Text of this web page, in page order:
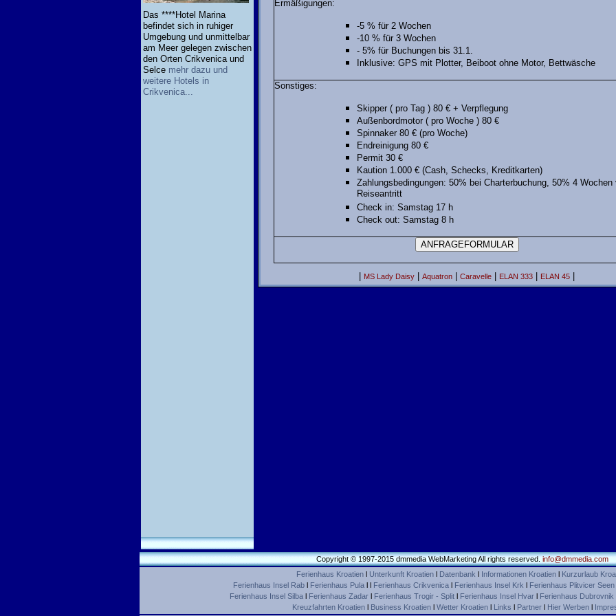
Das ****Hotel Marina
befindet sich in ruhiger
Umgebung und unmittelbar
am Meer gelegen zwischen
den Orten Crikvenica und
Selce mehr dazu und
weitere Hotels in
Crikvenica...
Ermäßigungen:
-5 % für 2 Wochen
-10 % für 3 Wochen
- 5% für Buchungen bis 31.1.
Inklusive: GPS mit Plotter, Beiboot ohne Motor, Bettwäsche
Sonstiges:
Skipper ( pro Tag ) 80 € + Verpflegung
Außenbordmotor ( pro Woche ) 80 €
Spinnaker 80 € (pro Woche)
Endreinigung 80 €
Permit 30 €
Kaution 1.000 € (Cash, Schecks, Kreditkarten)
Zahlungsbedingungen: 50% bei Charterbuchung, 50% 4 Wochen
Reiseantritt
Check in: Samstag 17 h
Check out: Samstag 8 h
| MS Lady Daisy | Aquatron | Caravelle | ELAN 333 | ELAN 45 |
Copyright © 1997-2015 dmmedia WebMarketing All rights reserved.info@dmmedia.com
Ferienhaus Kroatien l Unterkunft Kroatien l Datenbank l Informationen Kroatien l Kurzurlaub
Ferienhaus Insel Rab l Ferienhaus Pula l l Ferienhaus Crikvenica l Ferienhaus Insel Krk l Ferienhaus Plitvicer Seen
Ferienhaus Insel Silbal Ferienhaus Zadarl Ferienhaus Trogir - Splitl Ferienhaus Insel Hvarl Ferienhaus Dubrovnik
Kreuzfahrten Kroatienl Business Kroatienl Wetter Kroatienl Links l Partnerl Hier Werbenl